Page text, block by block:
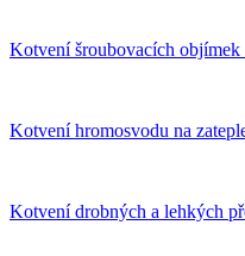
Kotvení šroubovacích objímek
Kotvení hromosvodu na
Kotvení drobných a lehkých